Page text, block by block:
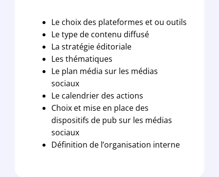
Le choix des plateformes et ou outils
Le type de contenu diffusé
La stratégie éditoriale
Les thématiques
Le plan média sur les médias
sociaux
Le calendrier des actions
Choix et mise en place des
dispositifs de pub sur les médias
sociaux
Définition de l’organisation interne